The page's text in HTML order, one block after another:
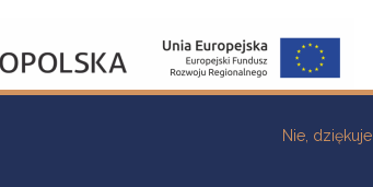
Nie, dziękuje